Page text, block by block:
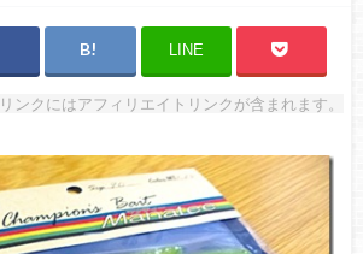
LINE
ンクにはアフィリエイトリンクが含まれます。